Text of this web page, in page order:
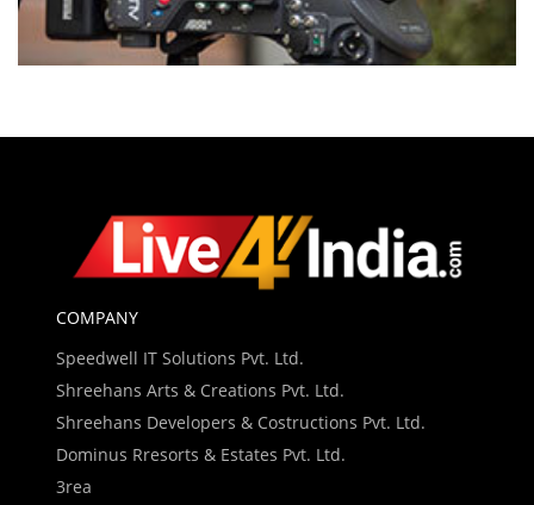
COMPANY
Speedwell IT Solutions Pvt. Ltd.
Shreehans Arts & Creations Pvt. Ltd.
Shreehans Developers & Costructions Pvt. Ltd.
Dominus Rresorts & Estates Pvt. Ltd.
3rea